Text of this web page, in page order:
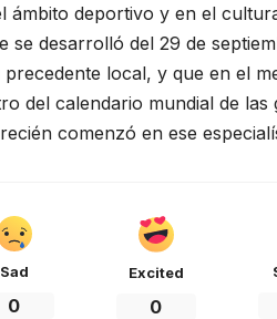
ámbito deportivo y en el
se desarrolló del 29 de
local, y que en el
del calendario mundial de
comenzó en ese
Sad
0
Excited
0